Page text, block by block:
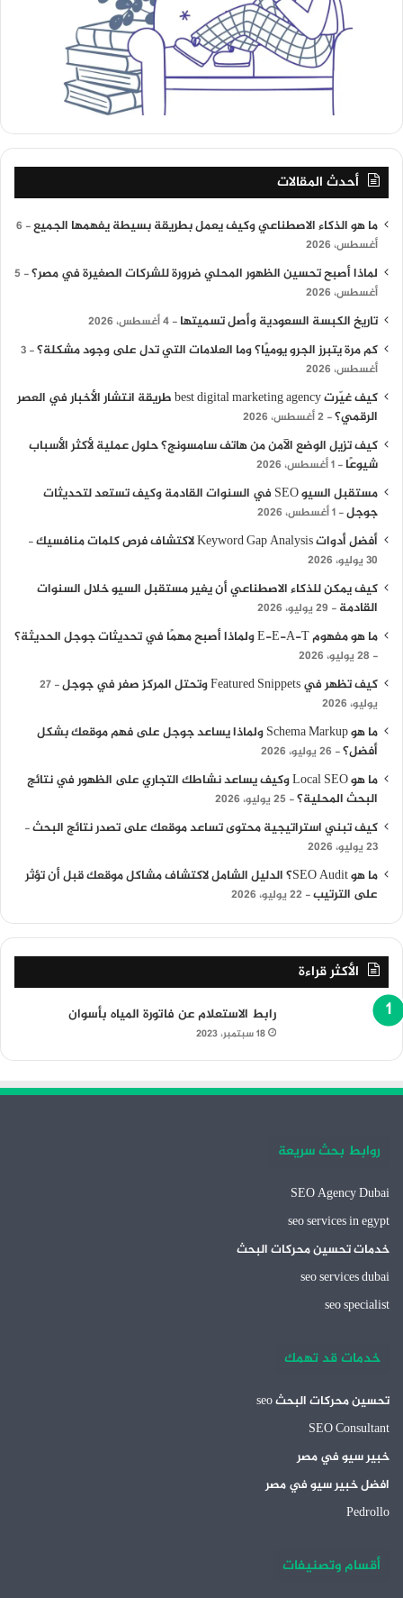
أحدث المقالات
ما هو الذكاء الاصطناعي وكيف يعمل بطريقة بسيطة يفهمها الجميع
6
أغسطس، 2026
لماذا أصبح تحسين الظهور المحلي ضرورة للشركات الصغيرة في مصر؟
5
أغسطس، 2026
تاريخ الكبسة السعودية وأصل تسميتها 4 أغسطس، 2026
كم مرة يتبرز الجرو يوميًا؟ وما العلامات التي تدل على وجود مشكلة؟ 3
أغسطس، 2026
كيف غيّرت best digital marketing agency طريقة انتشار الأخبار في العصر
الرقمي؟ 2 أغسطس، 2026
كيف تزيل الوضع الآمن من هاتف سامسونج؟ حلول عملية لأكثر الأسباب
شيوعًا
1 أغسطس، 2026
مستقبل السيو SEO في السنوات القادمة وكيف تستعد لتحديثات
جوجل 1 أغسطس، 2026
أفضل أدوات Keyword Gap Analysis لاكتشاف فرص كلمات منافسيك
30 يوليو، 2026
كيف يمكن للذكاء الاصطناعي أن يغير مستقبل السيو خلال السنوات
القادمة
29 يوليو، 2026
ما هو مفهوم E-E-A-T ولماذا أصبح مهمًا في تحديثات جوجل الحديثة؟
28 يوليو، 2026
كيف تظهر في Featured Snippets وتحتل المركز صفر في جوجل
27
يوليو، 2026
ما هو Schema Markup ولماذا يساعد جوجل على فهم موقعك بشكل
أفضل؟
26 يوليو، 2026
ما هو Local SEO وكيف يساعد نشاطك التجاري على الظهور في نتائج
البحث المحلية؟
25 يوليو، 2026
كيف تبني استراتيجية محتوى تساعد موقعك على تصدر نتائج البحث
23 يوليو، 2026
ما هو SEO Audit؟ الدليل الشامل لاكتشاف مشاكل موقعك قبل أن تؤثر
على الترتيب 22 يوليو، 2026
الأكثر قراءة
رابط الاستعلام عن فاتورة المياه بأسوان
18 سبتمبر، 2023
روابط بحث سريعة
SEO Agency Dubai
seo services in egypt
خدمات تحسين محركات البحث
seo services dubai
seo specialist
خدمات قد تهمك
تحسين محركات البحث seo
SEO Consultant
خبير سيو في مصر
افضل خبير سيو في مصر
Pedrollo
أقسام وتصنيفات